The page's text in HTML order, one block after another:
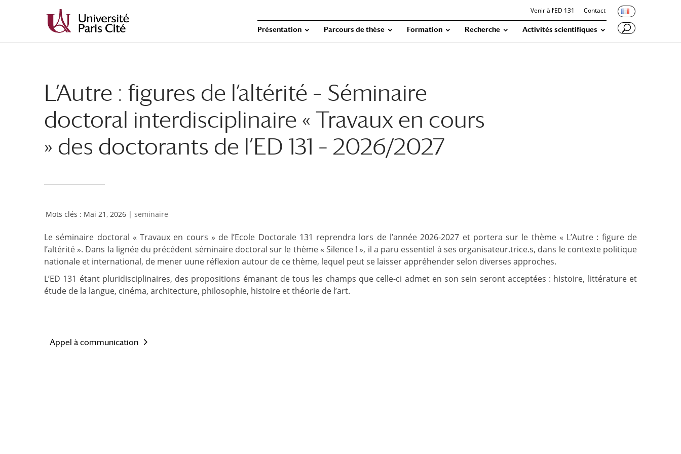
principal
navigation
Venir à l’ED 131 Contact
Présentation Parcours de thèse Formation Recherche Activités scientifiques
L’Autre : figures de l’altérité – Séminaire
doctoral interdisciplinaire « Travaux en cours
» des doctorants de l’ED 131 – 2026/2027
Mai 21, 2026 | seminaire
Le séminaire doctoral « Travaux en cours » de l’Ecole Doctorale 131 reprendra lors de l’année 2026-2027 et portera sur le thème « L’Autre : figure de
l’altérité ». Dans la lignée du précédent séminaire doctoral sur le thème « Silence ! », il a paru essentiel à ses organisateur.trice.s, dans le contexte politique
nationale et international, de mener uune réflexion autour de ce thème, lequel peut se laisser appréhender selon diverses approches.
L’ED 131 étant pluridisciplinaires, des propositions émanant de tous les champs que celle-ci admet en son sein seront acceptées : histoire, littérature et
étude de la langue, cinéma, architecture, philosophie, histoire et théorie de l’art.
Appel à communication